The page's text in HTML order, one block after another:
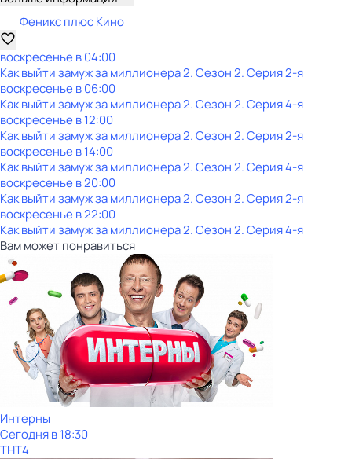
Феникс плюс Кино
воскресенье в04:00
Как выйти замуж за миллионера 2. Сезон 2. Серия 2-я
воскресенье в06:00
Как выйти замуж за миллионера 2. Сезон 2. Серия 4-я
воскресенье в12:00
Как выйти замуж за миллионера 2. Сезон 2. Серия 2-я
воскресенье в14:00
Как выйти замуж за миллионера 2. Сезон 2. Серия 4-я
воскресенье в20:00
Как выйти замуж за миллионера 2. Сезон 2. Серия 2-я
воскресенье в22:00
Как выйти замуж за миллионера 2. Сезон 2. Серия 4-я
Вам может понравиться
Интерны
Сегодня в 18:30
ТНТ4